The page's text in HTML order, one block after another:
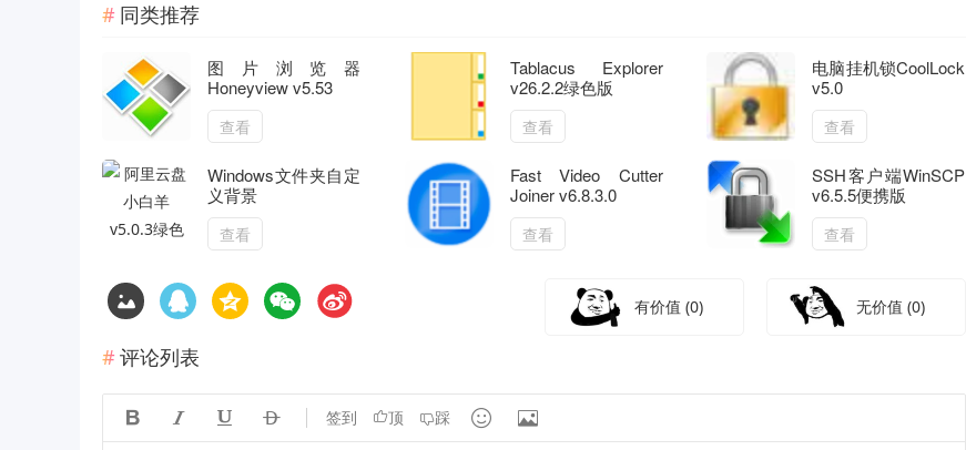
同类推荐
图片浏览器
Honeyview v5.53
查看
Tablacus Explorer
v26.2.2绿色版
查看
电脑挂机锁CoolLock
v5.0
查看
Windows文件夹自定
义背景
查看
Fast Video Cutter
Joiner v6.8.3.0
查看
SSH客户端WinSCP
v6.5.5便携版
查看
有价值(0) 无价值(0)
评论列表
    签到 顶 踩  